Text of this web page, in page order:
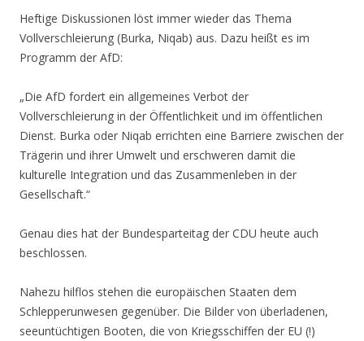
Heftige Diskussionen löst immer wieder das Thema
Vollverschleierung (Burka, Niqab) aus. Dazu heißt es im
Programm der AfD:
„Die AfD fordert ein allgemeines Verbot der
Vollverschleierung in der Öffentlichkeit und im öffentlichen
Dienst. Burka oder Niqab errichten eine Barriere zwischen der
Trägerin und ihrer Umwelt und erschweren damit die
kulturelle Integration und das Zusammenleben in der
Gesellschaft.“
Genau dies hat der Bundesparteitag der CDU heute auch
beschlossen.
Nahezu hilflos stehen die europäischen Staaten dem
Schlepperunwesen gegenüber. Die Bilder von überladenen,
seeuntüchtigen Booten, die von Kriegsschiffen der EU (!)